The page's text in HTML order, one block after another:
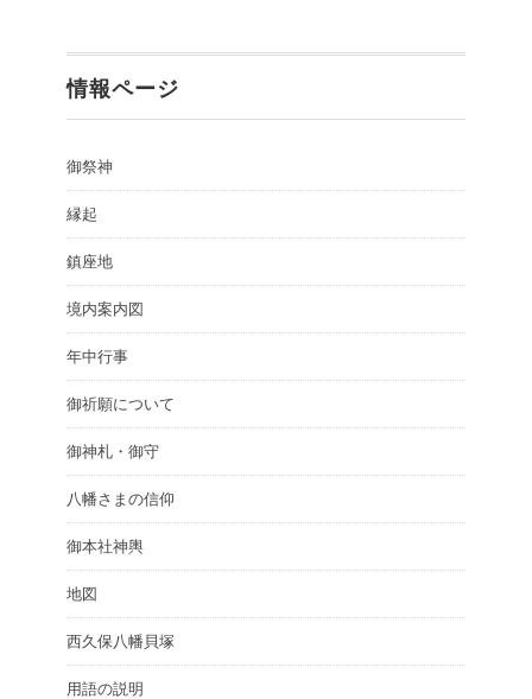
情報ページ
御祭神
縁起
鎮座地
境内案内図
年中行事
御祈願について
御神札・御守
八幡さまの信仰
御本社神輿
地図
西久保八幡貝塚
用語の説明